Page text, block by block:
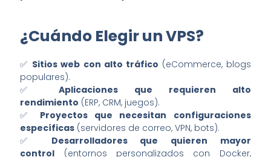
¿Cuándo Elegir un VPS?
✅ Sitios web con alto tráfico (eCommerce, blogs
populares).
✅Aplicaciones que requieren alto
rendimiento (ERP, CRM, juegos).
✅ Proyectos que necesitan configuraciones
específicas (servidores de correo, VPN, bots).
✅ Desarrolladores que quieren mayor
control (entornos personalizados con Docker,